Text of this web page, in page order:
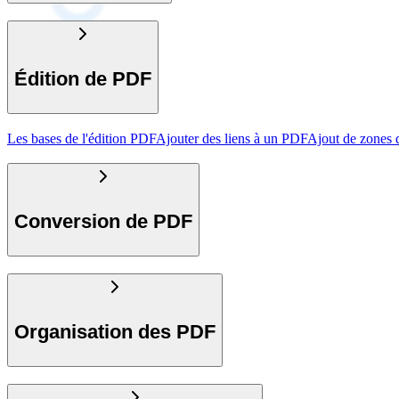
Édition de PDF
Les bases de l'édition PDFAjouter des liens à un PDFAjout de zones
Conversion de PDF
Organisation des PDF